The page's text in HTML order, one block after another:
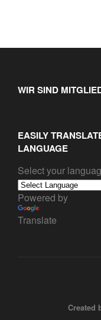
WIR SIND
EASILY
LANGUAGE
Select your
Powered by
Translate
Created